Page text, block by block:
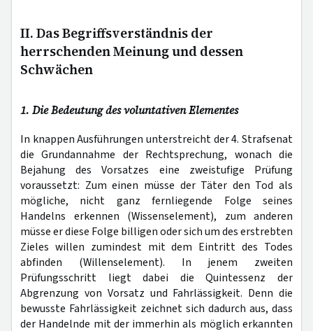
II. Das Begriffsverständnis der
herrschenden Meinung und dessen
Schwächen
1. Die Bedeutung des voluntativen Elementes
In knappen Ausführungen unterstreicht der 4. Strafsenat
die Grundannahme der Rechtsprechung, wonach die
Bejahung des Vorsatzes eine zweistufige Prüfung
voraussetzt: Zum einen müsse der Täter den Tod als
mögliche, nicht ganz fernliegende Folge seines
Handelns erkennen (Wissenselement), zum anderen
müsse er diese Folge billigen oder sich um des erstrebten
Zieles willen zumindest mit dem Eintritt des Todes
abfinden (Willenselement). In jenem zweiten
Prüfungsschritt liegt dabei die Quintessenz der
Abgrenzung von Vorsatz und Fahrlässigkeit. Denn die
bewusste Fahrlässigkeit zeichnet sich dadurch aus, dass
der Handelnde mit der immerhin als möglich erkannten